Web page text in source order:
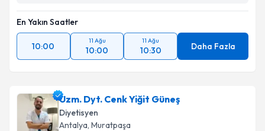
En Yakın Saatler
10:00
11 Ağu
10:00
11 Ağu
10:30 Daha Fazla
Uzm. Dyt. Cenk Yiğit Güneş
Diyetisyen
Antalya, Muratpaşa